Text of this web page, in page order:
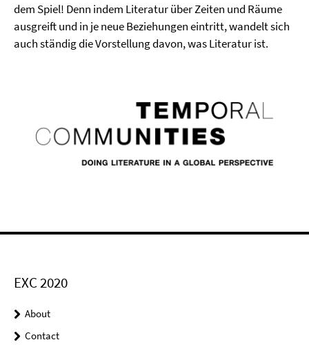
dem Spiel! Denn indem Literatur über Zeiten und Räume
ausgreift und in je neue Beziehungen eintritt, wandelt sich
auch ständig die Vorstellung davon, was Literatur ist.
EXC 2020
About
Contact